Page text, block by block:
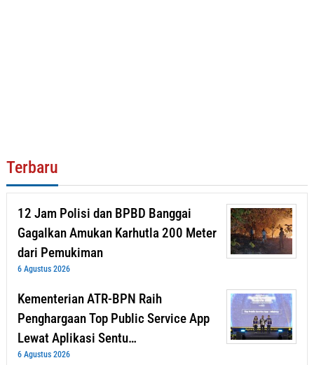
Terbaru
12 Jam Polisi dan BPBD Banggai
Gagalkan Amukan Karhutla 200 Meter
dari Pemukiman
6 Agustus 2026
Kementerian ATR-BPN Raih
Penghargaan Top Public Service App
Lewat Aplikasi Sentu…
6 Agustus 2026